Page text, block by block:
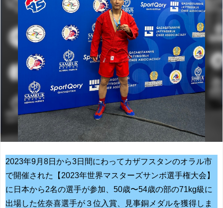
2023年9月8日から3日間にわってカザフスタンのオラル市
で開催された【2023年世界マスターズサンボ選手権大会】
に日本から2名の選手が参加、50歳〜54歳の部の71kg級に
出場した佐奈喜選手が３位入賞、見事銅メダルを獲得しま